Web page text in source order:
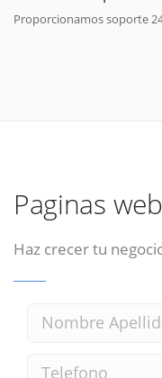
Proporcionamos soporte
Paginas web
Haz crecer tu